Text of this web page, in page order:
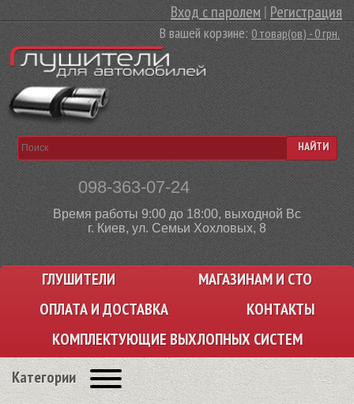
Вход с паролем |Регистрация
В вашей корзине:0 товар(ов) - 0 грн.
098-363-07-24
Время работы 9:00 до 18:00, выходной Вс
г. Киев, ул. Семьи Хохловых, 8
НАЙТИ
ГЛУШИТЕЛИ
МАГАЗИНАМ И СТО
ОПЛАТА И ДОСТАВКА
КОНТАКТЫ
КОМПЛЕКТУЮЩИЕ ВЫХЛОПНЫХ СИСТЕМ
Категории